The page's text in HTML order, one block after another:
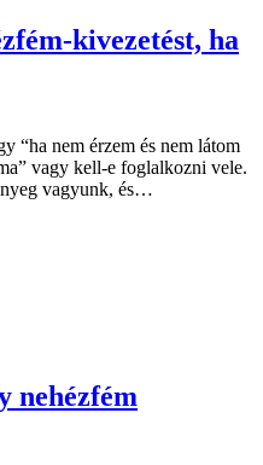
kivezetést, ha
“ha nem érzem és nem látom
vagy kell-e foglalkozni vele.
vagyunk, és…
nehézfém